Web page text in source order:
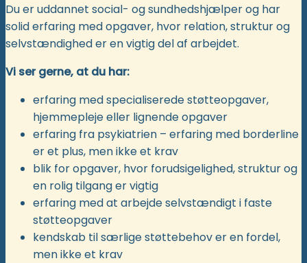
Du er uddannet social- og sundhedshjælper og har
solid erfaring med opgaver, hvor relation, struktur og
selvstændighed er en vigtig del af arbejdet.
Vi ser gerne, at du har:
erfaring med specialiserede støtteopgaver,
hjemmepleje eller lignende opgaver
erfaring fra psykiatrien – erfaring med borderline
er et plus, men ikke et krav
blik for opgaver, hvor forudsigelighed, struktur og
en rolig tilgang er vigtig
erfaring med at arbejde selvstændigt i faste
støtteopgaver
kendskab til særlige støttebehov er en fordel,
men ikke et krav